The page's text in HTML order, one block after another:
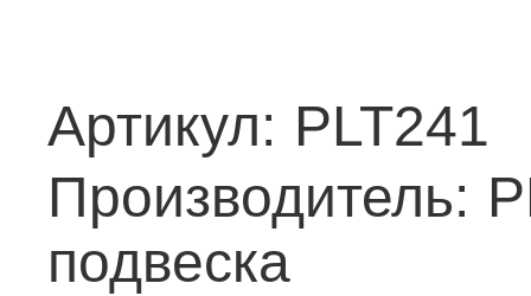
Артикул: PLT241
Производитель:
подвеска